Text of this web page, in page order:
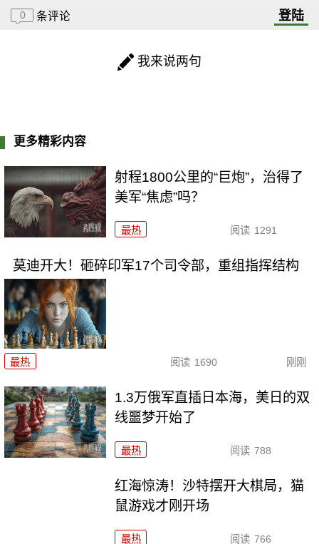
0 条评论 登陆
我来说两句
更多精彩内容
射程1800公里的“巨炮”，治得了
美军“焦虑”吗？
最热 阅读 1291
莫迪开大！砸碎印军17个司令部，重组指挥结构
最热 阅读 1690 刚刚
1.3万俄军直插日本海，美日的双
线噩梦开始了
最热 阅读 788
红海惊涛！沙特摆开大棋局，猫
鼠游戏才刚开场
最热 阅读 766